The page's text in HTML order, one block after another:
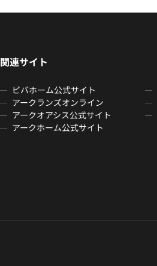
関連サイト
ビバホーム公式サイト
アークランズオンライン
アークオアシス公式サイト
アークホーム公式サイト